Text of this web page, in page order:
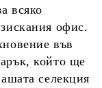
всяко
офис.
във
който ще
селекция